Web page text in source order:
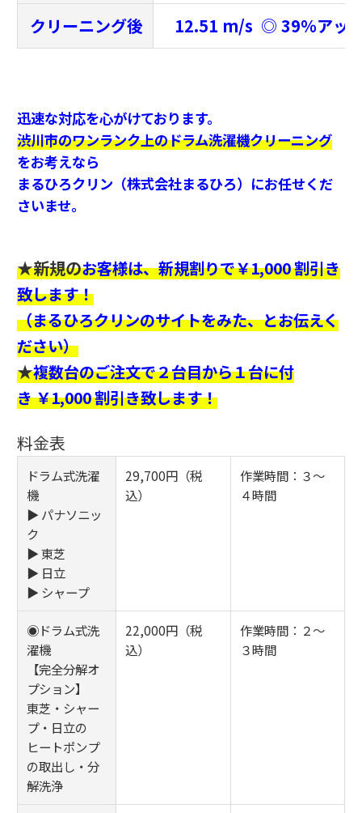
クリーニング後 12.51 m/s ◎ 39％アッ
迅速な対応を心がけております。
渋川市のワンランク上のドラム洗濯機クリーニング
をお考えなら
まるひろクリン（株式会社まるひろ）にお任せくだ
さいませ。
★新規のお客様は、新規割りで￥1,000 割引き
致します！
（まるひろクリンのサイトをみた、とお伝えく
ださい）
★複数台のご注文で２台目から１台に付
き ￥1,000 割引き致します！
料金表
ドラム式洗濯
機
▶ パナソニッ
ク
▶ 東芝
▶ 日立
▶ シャープ
29,700円（税
込）
作業時間：３～
４時間
◉ドラム式洗
濯機
【完全分解オ
プション】
東芝・シャー
プ・日立の
ヒートポンプ
の取出し・分
解洗浄
22,000円（税
込）
作業時間：２～
３時間